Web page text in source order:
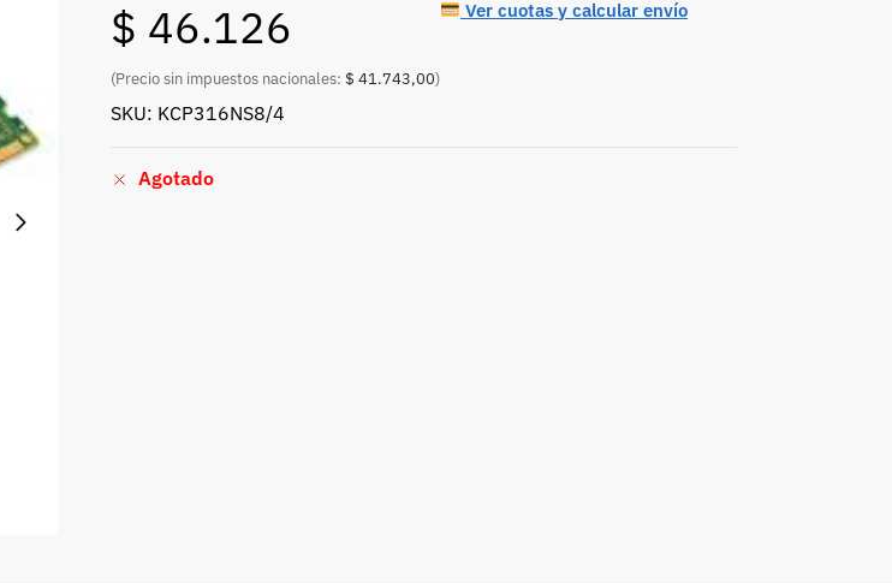
$ 46.126
(Precio sin impuestos nacionales: $ 41.743,00)
Ver cuotas y calcular envío
SKU: KCP316NS8/4
Agotado